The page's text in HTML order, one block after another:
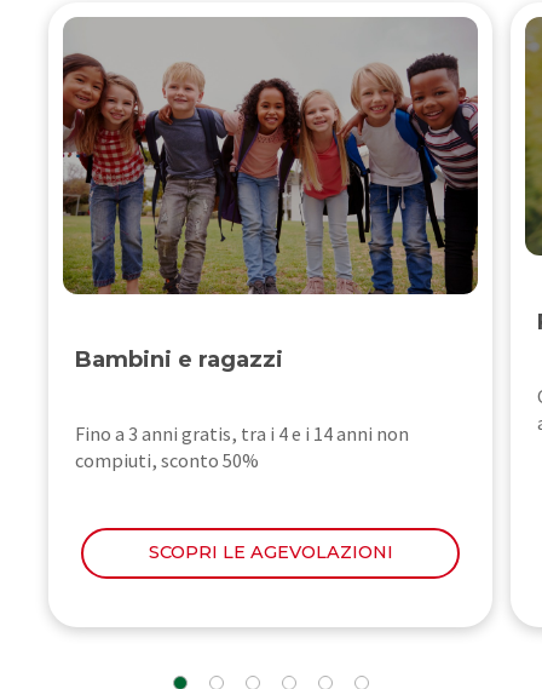
Bambini e ragazzi
Fino a 3 anni gratis, tra i 4 e i 14 anni non
compiuti, sconto 50%
SCOPRI LE AGEVOLAZIONI